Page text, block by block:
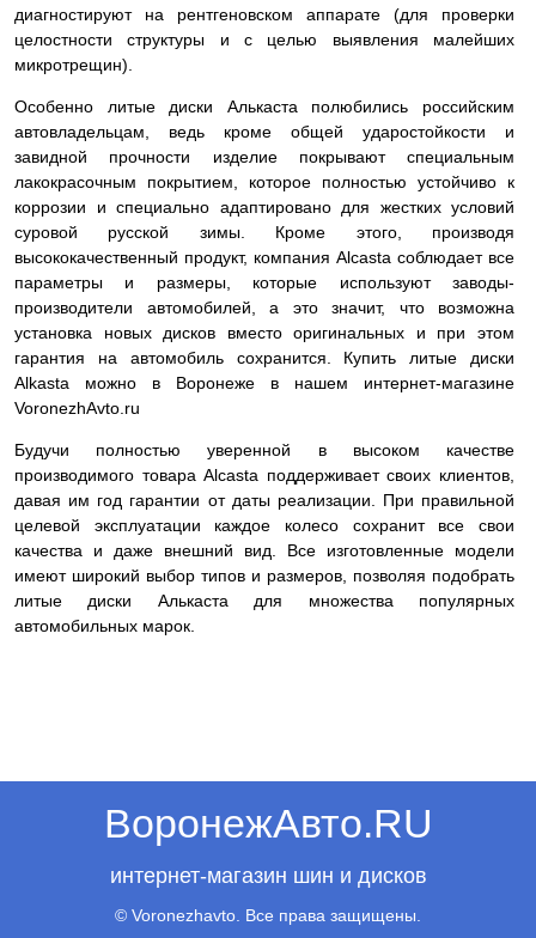
диагностируют на рентгеновском аппарате (для проверки
целостности структуры и с целью выявления малейших
микротрещин).
Особенно литые диски Алькаста полюбились российским
автовладельцам, ведь кроме общей ударостойкости и
завидной прочности изделие покрывают специальным
лакокрасочным покрытием, которое полностью устойчиво к
коррозии и специально адаптировано для жестких условий
суровой русской зимы. Кроме этого, производя
высококачественный продукт, компания Alcasta соблюдает все
параметры и размеры, которые используют заводы-
производители автомобилей, а это значит, что возможна
установка новых дисков вместо оригинальных и при этом
гарантия на автомобиль сохранится. Купить литые диски
Alkasta можно в Воронеже в нашем интернет-магазине
VoronezhAvto.ru
Будучи полностью уверенной в высоком качестве
производимого товара Alcasta поддерживает своих клиентов,
давая им год гарантии от даты реализации. При правильной
целевой эксплуатации каждое колесо сохранит все свои
качества и даже внешний вид. Все изготовленные модели
имеют широкий выбор типов и размеров, позволяя подобрать
литые диски Алькаста для множества популярных
автомобильных марок.
ВоронежАвто.RU
интернет-магазин шин и дисков
© Voronezhavto. Все права защищены.